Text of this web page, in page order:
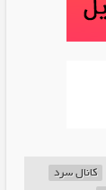
کانال سرد